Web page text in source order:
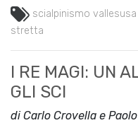
scialpinismo vallesusa
stretta
I RE MAGI: UN
GLI SCI
di Carlo Crovella e